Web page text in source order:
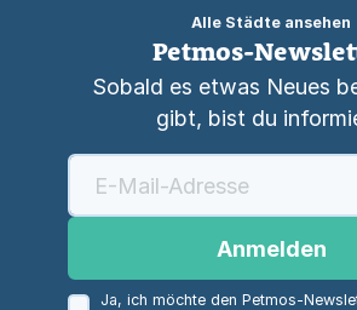
Alle Städte ansehen
Petmos-
Sobald es etwas Neues
gibt, bist du
Anmelden
Ja, ich möchte den Petmos-